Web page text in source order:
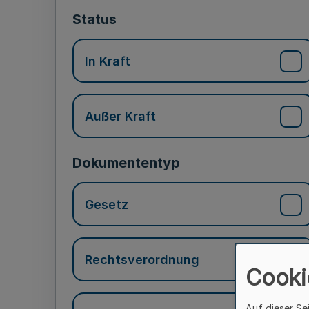
Status
In Kraft
Außer Kraft
Dokumententyp
Gesetz
Rechtsverordnung